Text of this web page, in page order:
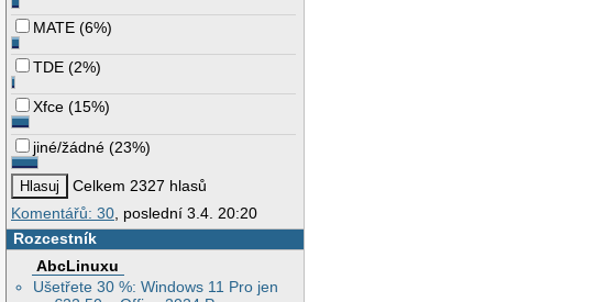
MATE (6%)
TDE (2%)
Xfce (15%)
jiné/žádné (23%)
Celkem 2327 hlasů
Komentářů: 30, poslední 3.4. 20:20
Rozcestník
AbcLinuxu
Ušetřete 30 %: Windows 11 Pro jen